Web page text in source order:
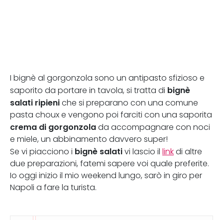
I bignè al gorgonzola sono un antipasto sfizioso e
saporito da portare in tavola, si tratta di bignè
salati ripieni che si preparano con una comune
pasta choux e vengono poi farciti con una saporita
crema di gorgonzola da accompagnare con noci
e miele, un abbinamento davvero super!
Se vi piacciono i bignè salati vi lascio il link di altre
due preparazioni, fatemi sapere voi quale preferite.
Io oggi inizio il mio weekend lungo, sarò in giro per
Napoli a fare la turista.